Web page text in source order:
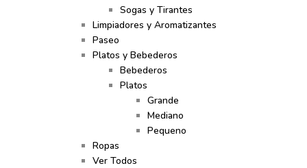
Sogas y Tirantes
Limpiadores y Aromatizantes
Paseo
Platos y Bebederos
Bebederos
Platos
Grande
Mediano
Pequeno
Ropas
Ver Todos